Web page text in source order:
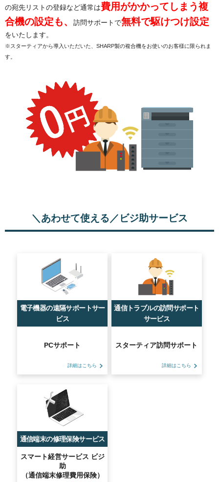
の宛先リストの登録など通常は費用がかかってしまう複
合機の設定も、
訪問サポートで無料で駆けつけ設定
をいたします。
※スターティアから導入いただいた、SHARP製の複合機をお使いのお客様に限られま
す。
＼あわせて使える／ビジ助サービス
電子機器の遠隔サポートサー
ビス
PCサポート
詳細はこちら
通信トラブルの訪問サポート
サービス
スターティア訪問サポート
詳細はこちら
通信端末の修理保険サービス
スマート経営サービス ビジ
助
（通信端末修理費用保険）